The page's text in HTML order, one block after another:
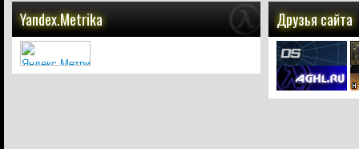
Yandex.Metrika Друзья сайта